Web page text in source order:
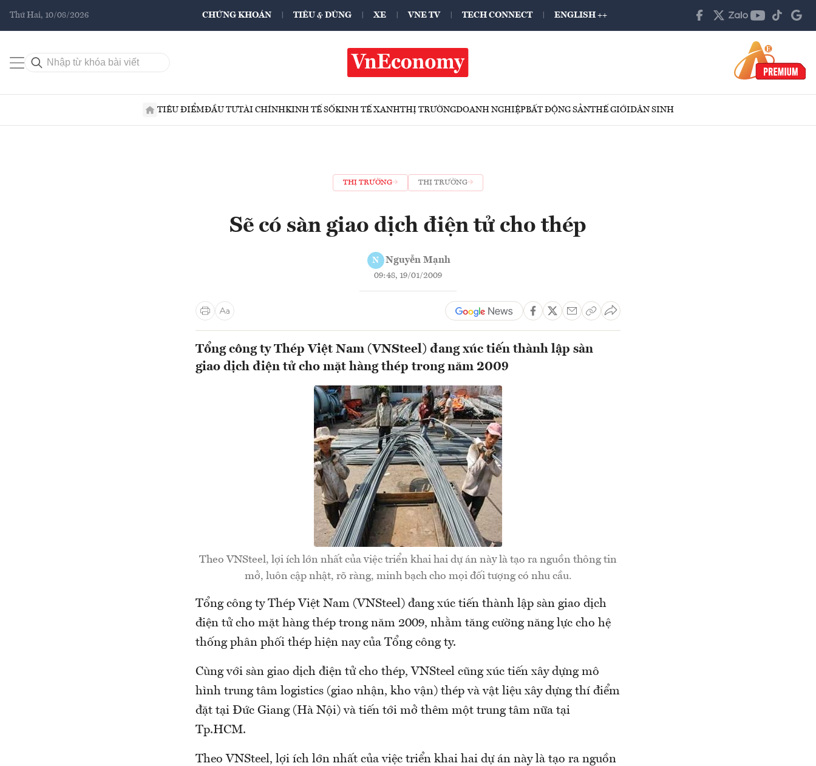
Thứ Hai, 10/08/2026 CHỨNG KHOÁN TIÊU & DÙNG XE VNE TV TECH CONNECT ENGLISH ++
TIÊU ĐIỂMĐẦU TƯTÀI CHÍNHKINH TẾ SỐKINH TẾ XANHTHỊ TRƯỜNGDOANH NGHIỆPBẤT ĐỘNG SẢNTHẾ GIỚIDÂN SINH
THỊ TRƯỜNG THỊ TRƯỜNG
Sẽ có sàn giao dịch điện tử cho thép
N Nguyễn Mạnh
09:48, 19/01/2009
Tổng công ty Thép Việt Nam (VNSteel) đang xúc tiến thành lập sàn
giao dịch điện tử cho mặt hàng thép trong năm 2009
Theo VNSteel, lợi ích lớn nhất của việc triển khai hai dự án này là tạo ra nguồn thông tin
mở, luôn cập nhật, rõ ràng, minh bạch cho mọi đối tượng có nhu cầu.
Tổng công ty Thép Việt Nam (VNSteel) đang xúc tiến thành lập sàn giao dịch
điện tử cho mặt hàng thép trong năm 2009, nhằm tăng cường năng lực cho hệ
thống phân phối thép hiện nay của Tổng công ty.
Cùng với sàn giao dịch điện tử cho thép, VNSteel cũng xúc tiến xây dựng mô
hình trung tâm logistics (giao nhận, kho vận) thép và vật liệu xây dựng thí điểm
đặt tại Đức Giang (Hà Nội) và tiến tới mở thêm một trung tâm nữa tại
Tp.HCM.
Theo VNSteel, lợi ích lớn nhất của việc triển khai hai dự án này là tạo ra nguồn